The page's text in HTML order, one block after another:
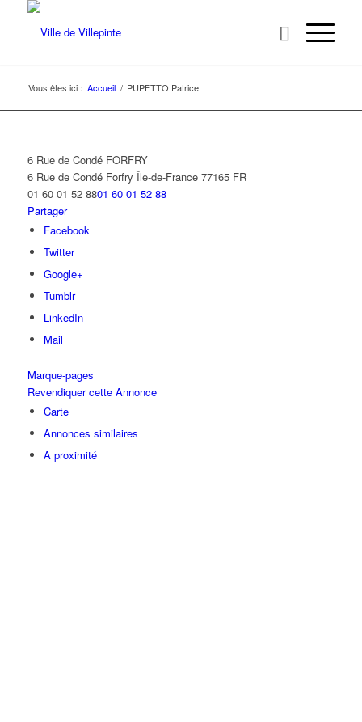
Vous êtes ici : Accueil / PUPETTO Patrice
6 Rue de Condé FORFRY
6 Rue de Condé Forfry Île-de-France 77165 FR
01 60 01 52 8801 60 01 52 88
Partager
Facebook
Twitter
Google+
Tumblr
LinkedIn
Mail
Marque-pages
Revendiquer cette Annonce
Carte
Annonces similaires
A proximité